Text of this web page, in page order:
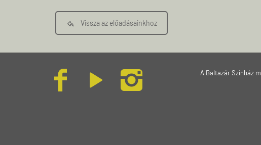
Vissza az előadásainkhoz
A Baltazár Színház